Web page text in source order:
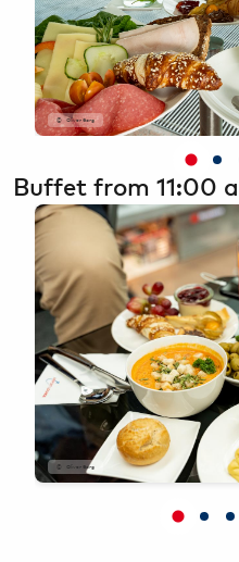
Oliver Sorg
Buffet from 11:00
Oliver Sorg